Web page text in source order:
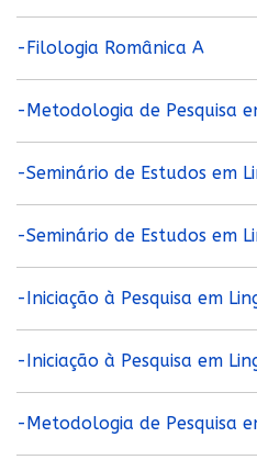
-Filologia Românica A
-Metodologia de Pesquisa
-Seminário de Estudos em
-Seminário de Estudos em
-Iniciação à Pesquisa em
-Iniciação à Pesquisa em
-Metodologia de Pesquisa